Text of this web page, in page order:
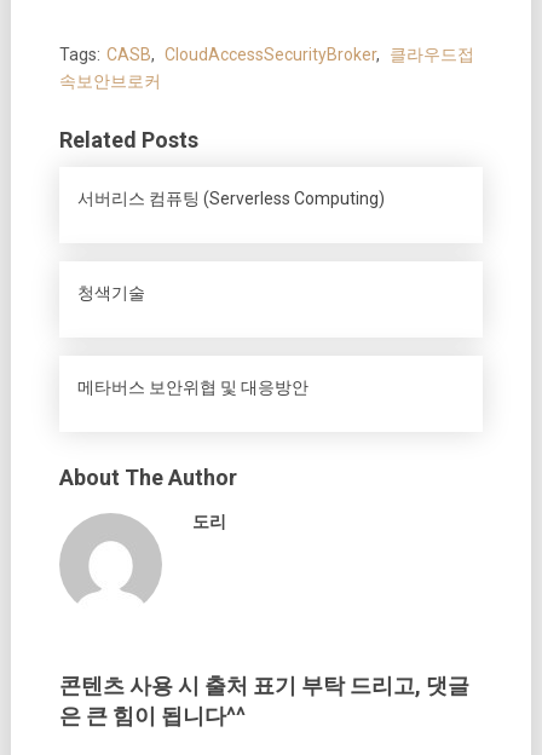
Tags: CASB, CloudAccessSecurityBroker,
클라우드접
속보안브로커
Related Posts
서버리스 컴퓨팅 (Serverless Computing)
청색기술
메타버스 보안위협 및 대응방안
About The Author
도리
콘텐츠 사용 시 출처 표기 부탁 드리고, 댓글
은 큰 힘이 됩니다^^